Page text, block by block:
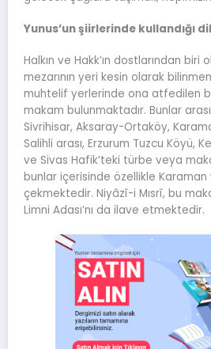
Yunus’un şiirlerinde kullandığı
Halkın ve Hakk’ın dostlarından biri
mezarının yeri kesin olarak
muhtelif yerlerinde ona atfedilen
makam bulunmaktadır. Bunlar
Sivrihisar, Aksaray-Ortaköy,
Salihli arası, Erzurum Tuzcu Köyü,
ve Sivas Hafik’teki türbe veya
bunlar içerisinde özellikle Karaman
çekmektedir. Niyâzî-i Mısrî, bu
Limni Adası’nı da ilave etmektedir.